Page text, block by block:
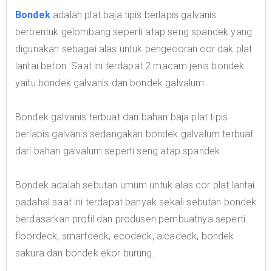
Bondekadalah plat baja tipis berlapis galvanis
berbentuk gelombang seperti atap seng spandek yang
digunakan sebagai alas untuk pengecoran cor dak plat
lantai beton. Saat ini terdapat 2 macam jenis bondek
yaitu bondek galvanis dan bondek galvalum.
Bondek galvanis terbuat dari bahan baja plat tipis
berlapis galvanis sedangakan bondek galvalum terbuat
dari bahan galvalum seperti seng atap spandek.
Bondek adalah sebutan umum untuk alas cor plat lantai
padahal saat ini terdapat banyak sekali sebutan bondek
berdasarkan profil dan produsen pembuatnya seperti
floordeck, smartdeck, ecodeck, alcadeck, bondek
sakura dan bondek ekor burung.